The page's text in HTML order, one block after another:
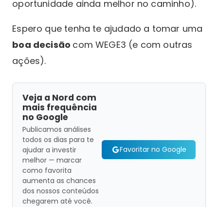
oportunidade ainda melhor no caminho).
Espero que tenha te ajudado a tomar uma
boa decisão com WEGE3 (e com outras
ações).
Veja a Nord com
mais frequência
no Google
Publicamos análises
todos os dias para te
ajudar a investir
melhor — marcar
como favorita
aumenta as chances
dos nossos conteúdos
chegarem até você.
Favoritar no Google